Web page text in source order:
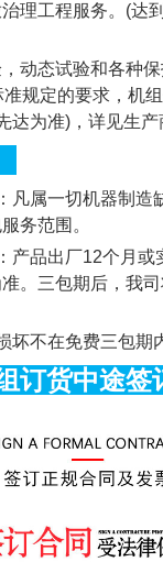
理工程服务。(达
动态试验和各种保
规定的要求，机
达为准)，详见生产
凡属一切机器制造
务范围。
产品出厂12个月或
。三包期后，我
坏不在免费三包期
订货中途签